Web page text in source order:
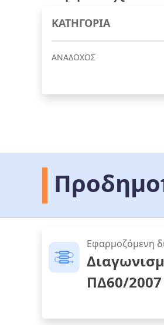
ΚΑΤΗΓΟΡΙΑ
ΑΝΑΔΟΧΟΣ
Εφαρμοζόμενη
ΠΔ60/